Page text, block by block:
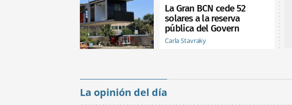
La Gran BCN cede 52
solares a la reserva
pública del Govern
Carla Stavraky
La opinión del día